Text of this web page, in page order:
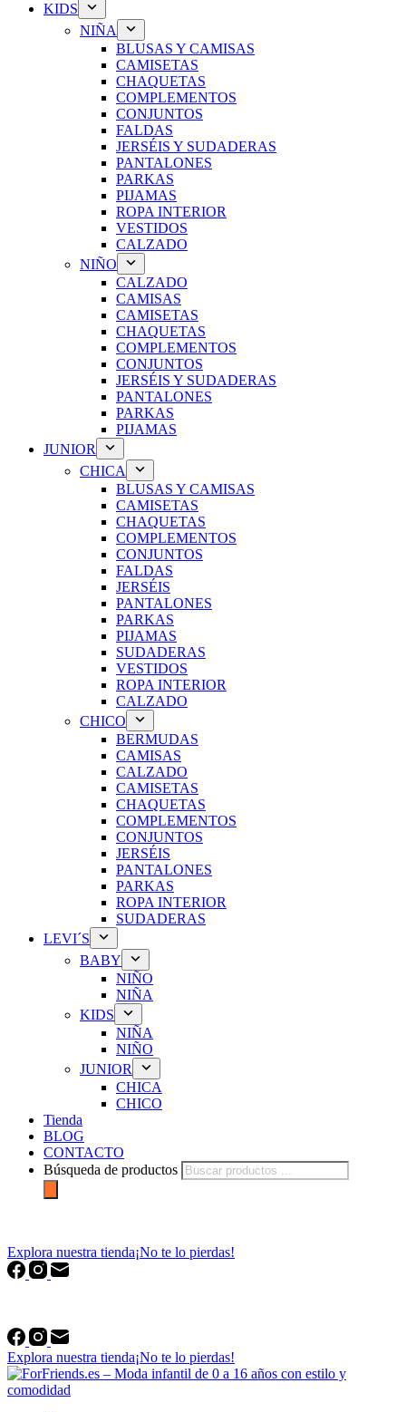
KIDS
NIÑA
BLUSAS Y CAMISAS
CAMISETAS
CHAQUETAS
COMPLEMENTOS
CONJUNTOS
FALDAS
JERSÉIS Y SUDADERAS
PANTALONES
PARKAS
PIJAMAS
ROPA INTERIOR
VESTIDOS
CALZADO
NIÑO
CALZADO
CAMISAS
CAMISETAS
CHAQUETAS
COMPLEMENTOS
CONJUNTOS
JERSÉIS Y SUDADERAS
PANTALONES
PARKAS
PIJAMAS
JUNIOR
CHICA
BLUSAS Y CAMISAS
CAMISETAS
CHAQUETAS
COMPLEMENTOS
CONJUNTOS
FALDAS
JERSÉIS
PANTALONES
PARKAS
PIJAMAS
SUDADERAS
VESTIDOS
ROPA INTERIOR
CALZADO
CHICO
BERMUDAS
CAMISAS
CALZADO
CAMISETAS
CHAQUETAS
COMPLEMENTOS
CONJUNTOS
JERSÉIS
PANTALONES
PARKAS
ROPA INTERIOR
SUDADERAS
LEVI´S
BABY
NIÑO
NIÑA
KIDS
NIÑA
NIÑO
JUNIOR
CHICA
CHICO
Tienda
BLOG
CONTACTO
Búsqueda de productos
Explora nuestra tienda¡No te lo pierdas!
Explora nuestra tienda¡No te lo pierdas!